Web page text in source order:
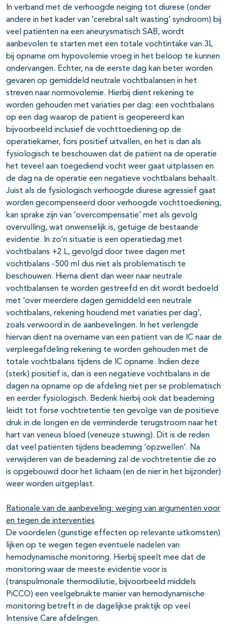
In verband met de verhoogde neiging tot diurese (onder
andere in het kader van ‘cerebral salt wasting’ syndroom) bij
veel patiënten na een aneurysmatisch SAB, wordt
aanbevolen te starten met een totale vochtintake van 3L
bij opname om hypovolemie vroeg in het beloop te kunnen
ondervangen. Echter, na de eerste dag kan beter worden
gevaren op gemiddeld neutrale vochtbalansen in het
streven naar normovolemie. Hierbij dient rekening te
worden gehouden met variaties per dag: een vochtbalans
op een dag waarop de patiënt is geopereerd kan
bijvoorbeeld inclusief de vochttoediening op de
operatiekamer, fors positief uitvallen, en het is dan als
fysiologisch te beschouwen dat de patiënt na de operatie
het teveel aan toegediend vocht weer gaat uitplassen en
de dag na de operatie een negatieve vochtbalans behaalt.
Juist als de fysiologisch verhoogde diurese agressief gaat
worden gecompenseerd door verhoogde vochttoediening,
kan sprake zijn van ‘overcompensatie’ met als gevolg
overvulling, wat onwenselijk is, getuige de bestaande
evidentie. In zo’n situatie is een operatiedag met
vochtbalans +2 L, gevolgd door twee dagen met
vochtbalans -500 ml dus niet als problematisch te
beschouwen. Hierna dient dan weer naar neutrale
vochtbalansen te worden gestreefd en dit wordt bedoeld
met ‘over meerdere dagen gemiddeld een neutrale
vochtbalans, rekening houdend met variaties per dag’,
zoals verwoord in de aanbevelingen. In het verlengde
hiervan dient na overname van een patiënt van de IC naar de
verpleegafdeling rekening te worden gehouden met de
totale vochtbalans tijdens de IC opname. Indien deze
(sterk) positief is, dan is een negatieve vochtbalans in de
dagen na opname op de afdeling niet per se problematisch
en eerder fysiologisch. Bedenk hierbij ook dat beademing
leidt tot forse vochtretentie ten gevolge van de positieve
druk in de longen en de verminderde terugstroom naar het
hart van veneus bloed (veneuze stuwing). Dit is de reden
dat veel patiënten tijdens beademing ‘opzwellen’. Na
verwijderen van de beademing zal de vochtretentie die zo
is opgebouwd door het lichaam (en de nier in het bijzonder)
weer worden uitgeplast.
Rationale van de aanbeveling: weging van argumenten voor
en tegen de interventies
De voordelen (gunstige effecten op relevante uitkomsten)
lijken op te wegen tegen eventuele nadelen van
hemodynamische monitoring. Hierbij speelt mee dat de
monitoring waar de meeste evidentie voor is
(transpulmonale thermodilutie, bijvoorbeeld middels
PiCCO) een veelgebruikte manier van hemodynamische
monitoring betreft in de dagelijkse praktijk op veel
Intensive Care afdelingen.